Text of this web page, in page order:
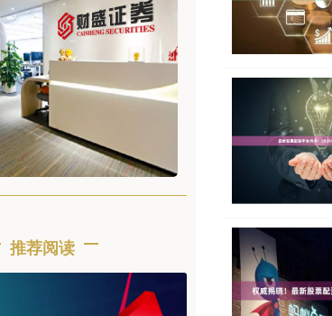
推荐阅读